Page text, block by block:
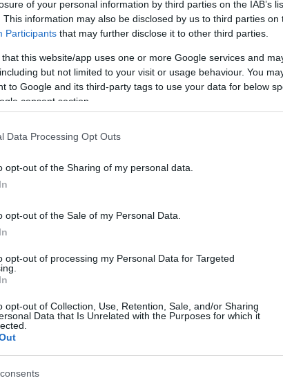
of your personal information by third parties on the IAB’s
This information may also be disclosed by us to third parties on
Participants that may further disclose it to other third parties.
that this website/app uses one or more Google services and
but not limited to your visit or usage behaviour. You
to Google and its third-party tags to use your data for below
consent section.
Data Processing Opt Outs
opt-out of the Sharing of my personal data.
opt-out of the Sale of my Personal Data.
opt-out of processing my Personal Data for Targeted
opt-out of Collection, Use, Retention, Sale, and/or Sharing
Data that Is Unrelated with the Purposes for which it
en la selección de sectores y acciones para
invierte en todas las acciones que componen